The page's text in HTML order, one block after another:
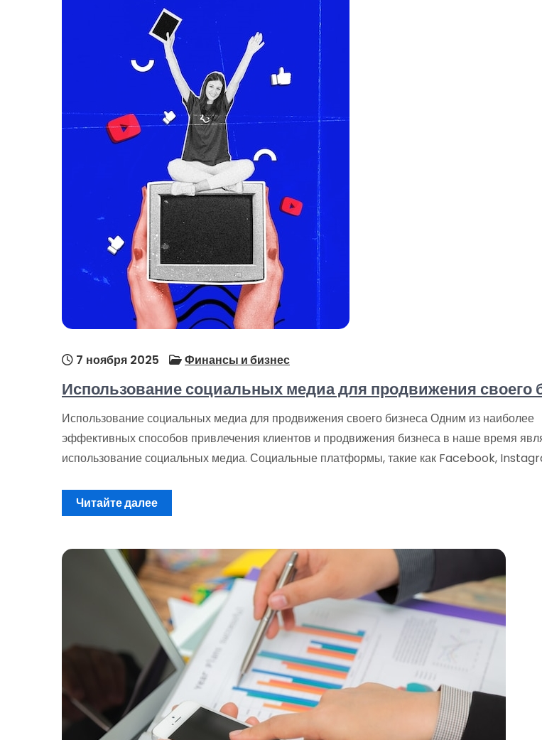
7 ноября 2025 Финансы и бизнес
Использование социальных медиа для продвижения своего
Использование социальных медиа для продвижения своего бизнеса Одним из наиболее
эффективных способов привлечения клиентов и продвижения бизнеса в наше время
использование социальных медиа. Социальные платформы, такие как Facebook,
Читайте далее